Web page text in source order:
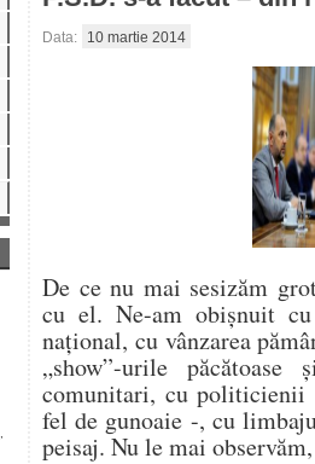
Data: 10 martie 2014
De ce nu mai sesizăm
cu el. Ne-am obişnuit
naţional, cu vânzarea
„show”-urile
comunitari, cu politicienii
fel de gunoaie -, cu
peisaj. Nu le mai